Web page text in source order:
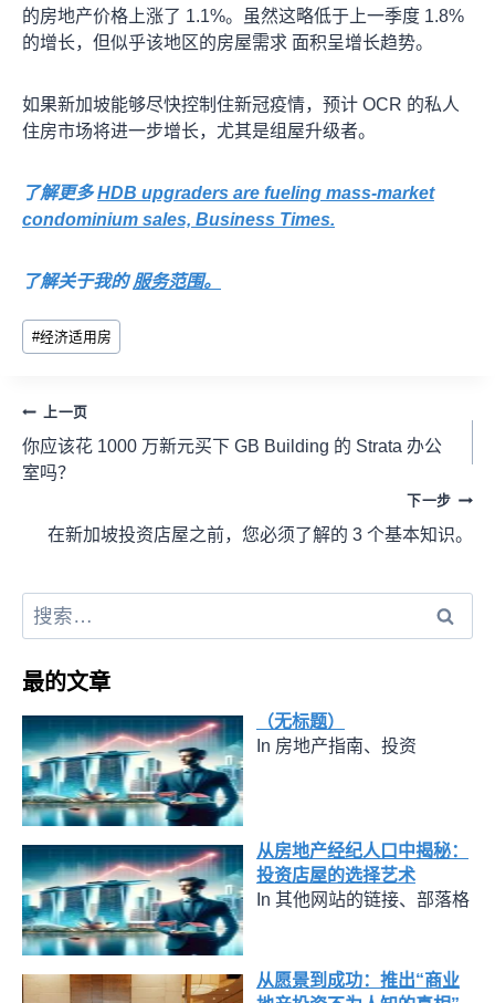
的房地产价格上涨了 1.1%。虽然这略低于上一季度 1.8%
的增长，但似乎该地区的房屋需求 面积呈增长趋势。
如果新加坡能够尽快控制住新冠疫情，预计 OCR 的私人
住房市场将进一步增长，尤其是组屋升级者。
了解更多HDB upgraders are fueling mass-market
condominium sales, Business Times.
了解关于我的服务范围。
#经济适用房
上一页
你应该花 1000 万新元买下 GB Building 的 Strata 办公
室吗？
下一步
在新加坡投资店屋之前，您必须了解的 3 个基本知识。
最的文章
（无标题）
In 房地产指南、投资
从房地产经纪人口中揭秘：
投资店屋的选择艺术
In 其他网站的链接、部落格
从愿景到成功：推出“商业